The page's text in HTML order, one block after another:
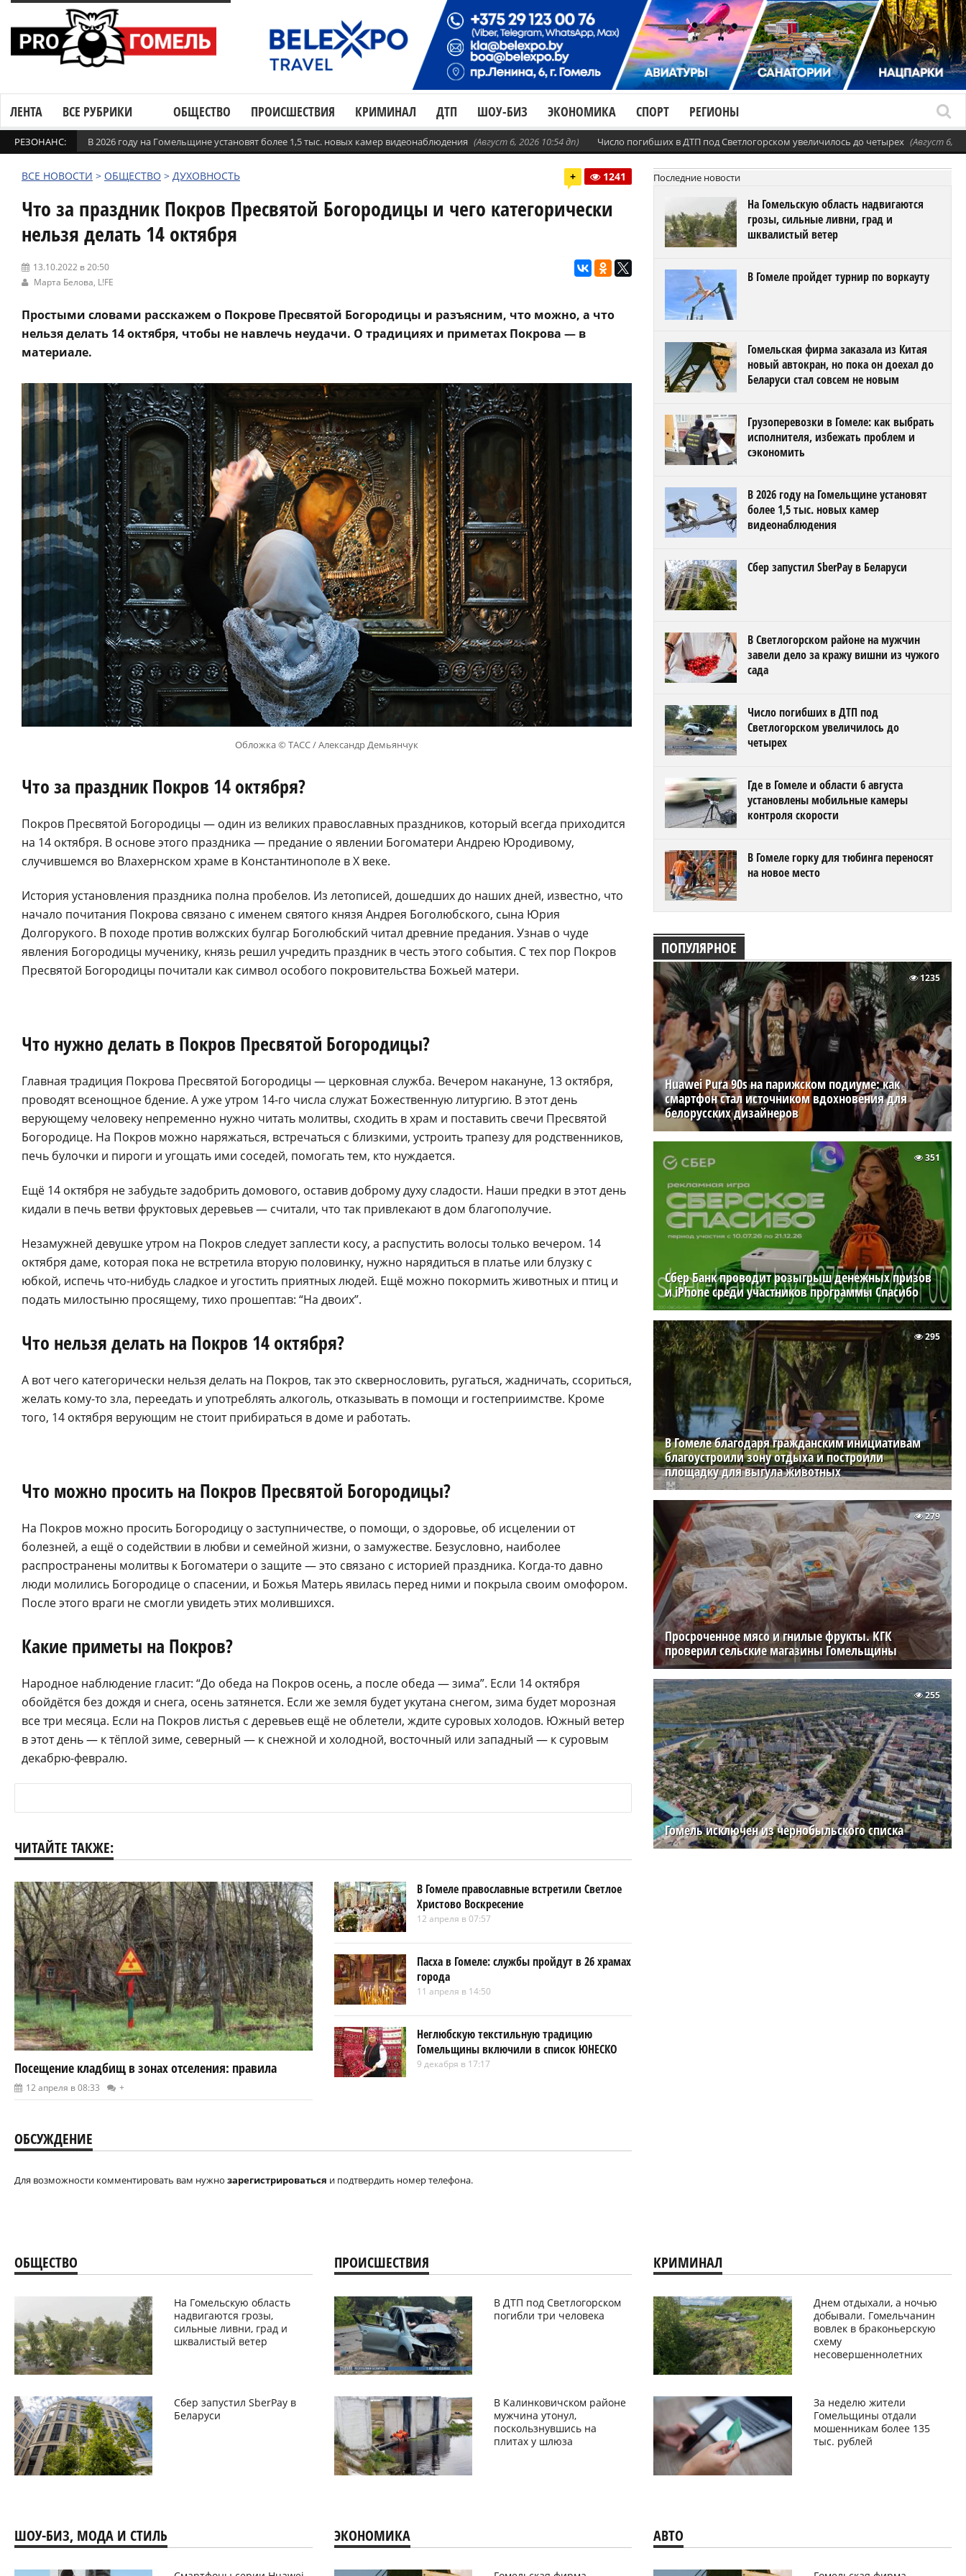
ЛЕНТА ВСЕ РУБРИКИ ОБЩЕСТВО ПРОИСШЕСТВИЯ КРИМИНАЛ ДТП ШОУ-БИЗ ЭКОНОМИКА СПОРТ РЕГИОНЫ
РЕЗОНАНС: В 2026 году на Гомельщине установят более 1,5 тыс. новых камер видеонаблюдения (Август 6, 2026 10:54 дп) Число погибших в ДТП под Светлогорском увеличилось до четырех (Август 6,
ВСЕ НОВОСТИ > ОБЩЕСТВО > ДУХОВНОСТЬ + 1241
Что за праздник Покров Пресвятой Богородицы и чего категорически
нельзя делать 14 октября
13.10.2022 в 20:50
Марта Белова, L!FE
Простыми словами расскажем о Покрове Пресвятой Богородицы и разъясним, что можно, а что
нельзя делать 14 октября, чтобы не навлечь неудачи. О традициях и приметах Покрова — в
материале.
Обложка © ТАСС / Александр Демьянчук
Что за праздник Покров 14 октября?
Покров Пресвятой Богородицы — один из великих православных праздников, который всегда приходится
на 14 октября. В основе этого праздника — предание о явлении Богоматери Андрею Юродивому,
случившемся во Влахернском храме в Константинополе в Х веке.
История установления праздника полна пробелов. Из летописей, дошедших до наших дней, известно, что
начало почитания Покрова связано с именем святого князя Андрея Боголюбского, сына Юрия
Долгорукого. В походе против волжских булгар Боголюбский читал древние предания. Узнав о чуде
явления Богородицы мученику, князь решил учредить праздник в честь этого события. С тех пор Покров
Пресвятой Богородицы почитали как символ особого покровительства Божьей матери.
Что нужно делать в Покров Пресвятой Богородицы?
Главная традиция Покрова Пресвятой Богородицы — церковная служба. Вечером накануне, 13 октября,
проводят всенощное бдение. А уже утром 14-го числа служат Божественную литургию. В этот день
верующему человеку непременно нужно читать молитвы, сходить в храм и поставить свечи Пресвятой
Богородице. На Покров можно наряжаться, встречаться с близкими, устроить трапезу для родственников,
печь булочки и пироги и угощать ими соседей, помогать тем, кто нуждается.
Ещё 14 октября не забудьте задобрить домового, оставив доброму духу сладости. Наши предки в этот день
кидали в печь ветви фруктовых деревьев — считали, что так привлекают в дом благополучие.
Незамужней девушке утром на Покров следует заплести косу, а распустить волосы только вечером. 14
октября даме, которая пока не встретила вторую половинку, нужно нарядиться в платье или блузку с
юбкой, испечь что-нибудь сладкое и угостить приятных людей. Ещё можно покормить животных и птиц и
подать милостыню просящему, тихо прошептав: “На двоих”.
Что нельзя делать на Покров 14 октября?
А вот чего категорически нельзя делать на Покров, так это сквернословить, ругаться, жадничать, ссориться,
желать кому-то зла, переедать и употреблять алкоголь, отказывать в помощи и гостеприимстве. Кроме
того, 14 октября верующим не стоит прибираться в доме и работать.
Что можно просить на Покров Пресвятой Богородицы?
На Покров можно просить Богородицу о заступничестве, о помощи, о здоровье, об исцелении от
болезней, а ещё о содействии в любви и семейной жизни, о замужестве. Безусловно, наиболее
распространены молитвы к Богоматери о защите — это связано с историей праздника. Когда-то давно
люди молились Богородице о спасении, и Божья Матерь явилась перед ними и покрыла своим омофором.
После этого враги не смогли увидеть этих молившихся.
Какие приметы на Покров?
Народное наблюдение гласит: “До обеда на Покров осень, а после обеда — зима”. Если 14 октября
обойдётся без дождя и снега, осень затянется. Если же земля будет укутана снегом, зима будет морозная
все три месяца. Если на Покров листья с деревьев ещё не облетели, ждите суровых холодов. Южный ветер
в этот день — к тёплой зиме, северный — к снежной и холодной, восточный или западный — к суровым
декабрю-февралю.
ЧИТАЙТЕ ТАКЖЕ:
Посещение кладбищ в зонах отселения: правила
12 апреля в 08:33 +
В Гомеле православные встретили Светлое
Христово Воскресение
12 апреля в 07:57
Пасха в Гомеле: службы пройдут в 26 храмах
города
11 апреля в 14:50
Неглюбскую текстильную традицию
Гомельщины включили в список ЮНЕСКО
9 декабря в 17:17
ОБСУЖДЕНИЕ
Для возможности комментировать вам нужно зарегистрироваться и подтвердить номер телефона.
Последние новости
На Гомельскую область надвигаются
грозы, сильные ливни, град и
шквалистый ветер
В Гомеле пройдет турнир по воркауту
Гомельская фирма заказала из Китая
новый автокран, но пока он доехал до
Беларуси стал совсем не новым
Грузоперевозки в Гомеле: как выбрать
исполнителя, избежать проблем и
сэкономить
В 2026 году на Гомельщине установят
более 1,5 тыс. новых камер
видеонаблюдения
Сбер запустил SberPay в Беларуси
В Светлогорском районе на мужчин
завели дело за кражу вишни из чужого
сада
Число погибших в ДТП под
Светлогорском увеличилось до
четырех
Где в Гомеле и области 6 августа
установлены мобильные камеры
контроля скорости
В Гомеле горку для тюбинга переносят
на новое место
ПОПУЛЯРНОЕ
Huawei Pura 90s на парижском подиуме: как
смартфон стал источником вдохновения для
белорусских дизайнеров
1235
Сбер Банк проводит розыгрыш денежных призов
и iPhone среди участников программы Спасибо
351
В Гомеле благодаря гражданским инициативам
благоустроили зону отдыха и построили
площадку для выгула животных
295
Просроченное мясо и гнилые фрукты. КГК
проверил сельские магазины Гомельщины
279
Гомель исключен из чернобыльского списка
255
ОБЩЕСТВО
На Гомельскую область
надвигаются грозы,
сильные ливни, град и
шквалистый ветер
Сбер запустил SberPay в
Беларуси
ПРОИСШЕСТВИЯ
В ДТП под Светлогорском
погибли три человека
В Калинковичском районе
мужчина утонул,
поскользнувшись на
плитах у шлюза
КРИМИНАЛ
Днем отдыхали, а ночью
добывали. Гомельчанин
вовлек в браконьерскую
схему
несовершеннолетних
За неделю жители
Гомельщины отдали
мошенникам более 135
тыс. рублей
ШОУ-БИЗ, МОДА И СТИЛЬ ЭКОНОМИКА АВТО